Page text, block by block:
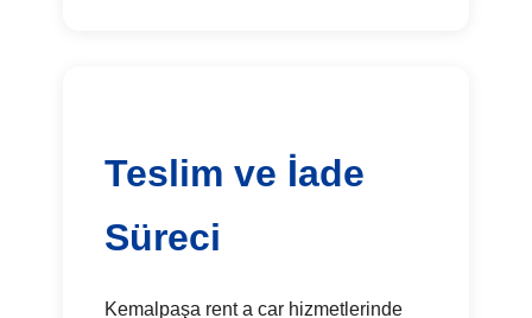
Teslim ve İade
Süreci
Kemalpaşa rent a car hizmetlerinde